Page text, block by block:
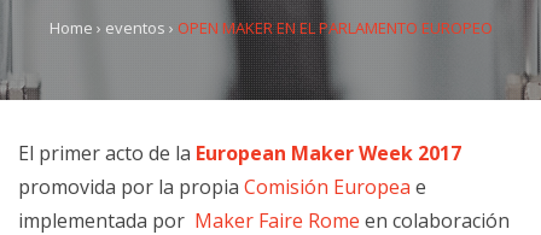
Home › eventos › OPEN MAKER EN EL PARLAMENTO EUROPEO
El primer acto de la European Maker Week 2017
promovida por la propia Comisión Europea e
implementada por Maker Faire Rome en colaboración